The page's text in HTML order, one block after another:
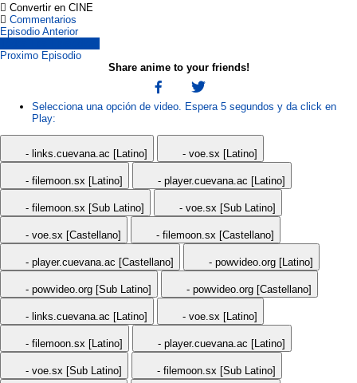
Convertir en CINE
Commentarios
Episodio Anterior
Proximo Episodio
Share anime to your friends!
Selecciona una opción de video. Espera 5 segundos y da click en
Play:
- links.cuevana.ac [Latino] - voe.sx [Latino]
- filemoon.sx [Latino] - player.cuevana.ac [Latino]
- filemoon.sx [Sub Latino] - voe.sx [Sub Latino]
- voe.sx [Castellano] - filemoon.sx [Castellano]
- player.cuevana.ac [Castellano] - powvideo.org [Latino]
- powvideo.org [Sub Latino] - powvideo.org [Castellano]
- links.cuevana.ac [Latino] - voe.sx [Latino]
- filemoon.sx [Latino] - player.cuevana.ac [Latino]
- voe.sx [Sub Latino] - filemoon.sx [Sub Latino]